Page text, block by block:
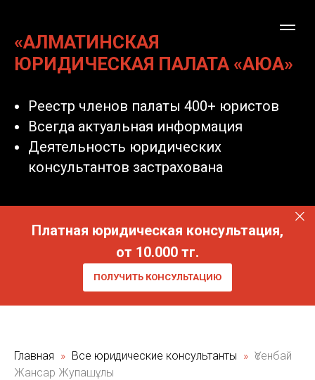
«АЛМАТИНСКАЯ
ЮРИДИЧЕСКАЯ ПАЛАТА «АЮА»
Реестр членов палаты 400+ юристов
Всегда актуальная информация
Деятельность юридических
консультантов застрахована
Платная юридическая консультация,
от 10.000 тг.
ПОЛУЧИТЬ КОНСУЛЬТАЦИЮ
Главная Все юридические консультанты
Үсенбай
Жансар Жупашұлы